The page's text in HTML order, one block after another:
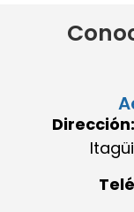
Dirección: